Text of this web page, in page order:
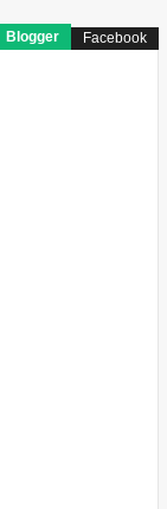
Blogger Facebook